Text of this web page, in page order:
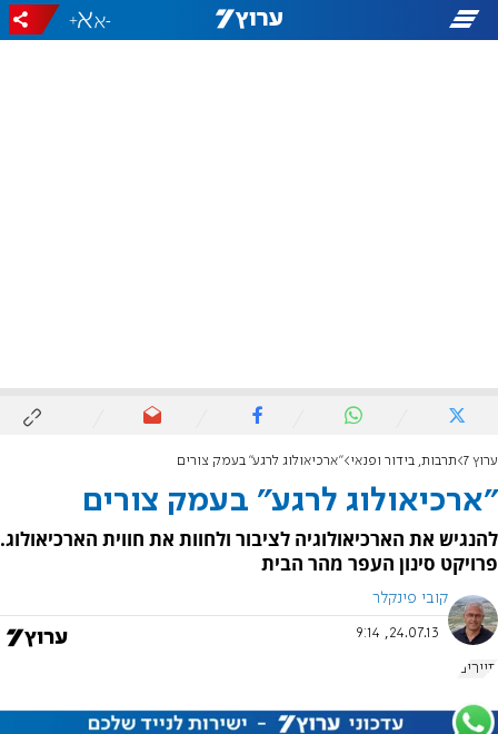
-
+
ערוץ 7 תרבות, בידור ופנאי "ארכיאולוג לרגע" בעמק צורים
"ארכיאולוג לרגע" בעמק צורים
להנגיש את הארכיאולוגיה לציבור ולחוות את חווית הארכיאולוג.
פרויקט סינון העפר מהר הבית
קובי פינקלר
24.07.13, 9:14
תיירים